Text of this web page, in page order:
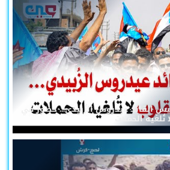
القائد عيدروس الزُبيدي... حضورٌ في
تُلغيه الحملات